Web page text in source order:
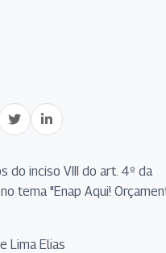
do inciso VIII do art. 4º da
tema "Enap Aqui!
Lima Elias